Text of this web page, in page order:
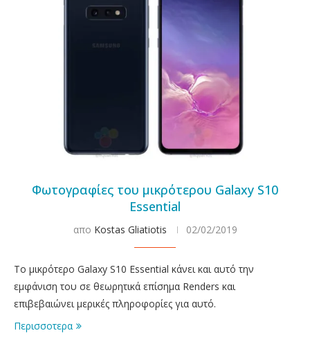
Φωτογραφίες του μικρότερου Galaxy S10
Essential
απο Kostas Gliatiotis 02/02/2019
Το μικρότερο Galaxy S10 Essential κάνει και αυτό την
εμφάνιση του σε θεωρητικά επίσημα Renders και
επιβεβαιώνει μερικές πληροφορίες για αυτό.
Περισσοτερα